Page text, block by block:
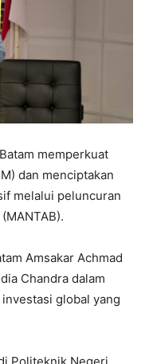
memperkuat
dan menciptakan
melalui peluncuran
Amsakar Achmad
Chandra dalam
global yang